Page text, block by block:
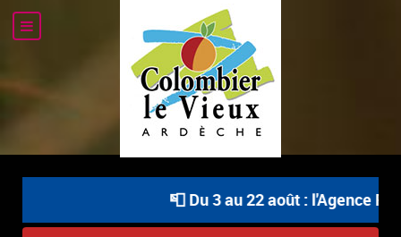
📮 Du 3 au 22 août : l'Agence